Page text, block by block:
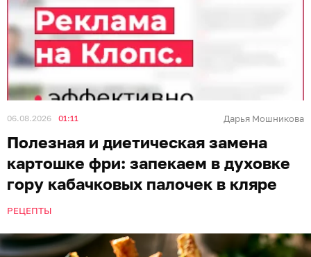
06.08.2026 01:11 Дарья Мошникова
Полезная и диетическая замена
картошке фри: запекаем в духовке
гору кабачковых палочек в кляре
РЕЦЕПТЫ